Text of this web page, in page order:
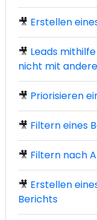
🎥 Erstellen
🎥 Leads
nicht mit
🎥 Priorisieren
🎥 Filtern eines
🎥 Filtern nach
🎥 Erstellen
Berichts